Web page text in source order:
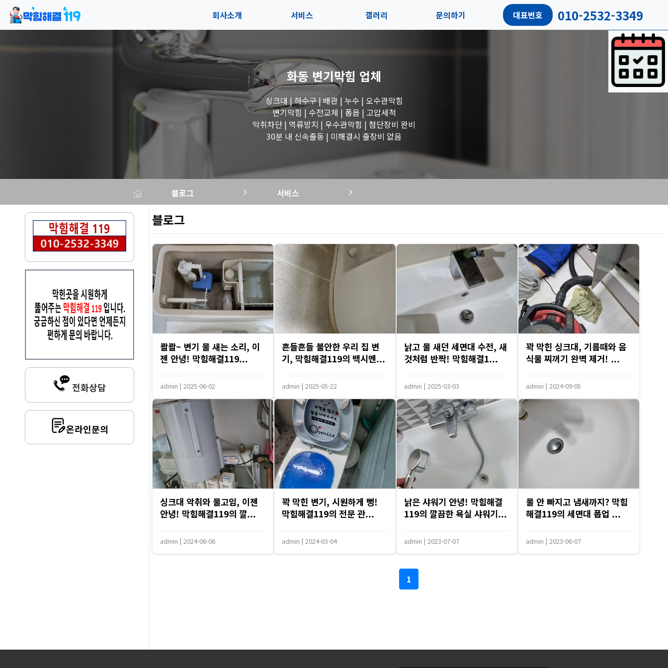
회사소개
오시는길
서비스
블로그
갤러리
수도꼭지 작업
세면대 작업
변기 작업
문의하기 대표번호 010-2532-3349
화동 변기막힘 업체
싱크대 | 하수구 | 배관 | 누수 | 오수관막힘
변기막힘 | 수전교체 | 폽옵 | 고압세척
악취차단 | 역류방지 | 우수관막힘 | 첨단장비 완비
30분 내 신속출동 | 미해결시 출장비 없음
블로그 서비스
전화상담
온라인문의
블로그
콸콸~ 변기 물 새는 소리, 이
젠 안녕! 막힘해결119...
admin | 2025-06-02
흔들흔들 불안한 우리 집 변
기, 막힘해결119의 백시멘...
admin |2025-05-22
낡고 물 새던 세면대 수전, 새
것처럼 반짝! 막힘해결1...
admin | 2025-03-03
꽉 막힌 싱크대, 기름때와 음
식물 찌꺼기 완벽 제거! ...
admin | 2024-09-05
싱크대 악취와 물고임, 이젠
안녕! 막힘해결119의 깔...
admin | 2024-06-06
꽉 막힌 변기, 시원하게 뻥!
막힘해결119의 전문 관...
admin |2024-03-04
낡은 샤워기 안녕! 막힘해결
119의 깔끔한 욕실 샤워기...
admin | 2023-07-07
물 안 빠지고 냄새까지? 막힘
해결119의 세면대 폽업 ...
admin | 2023-06-07
1